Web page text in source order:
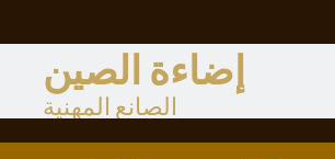
إضاءة الصين
الصانع المهنية